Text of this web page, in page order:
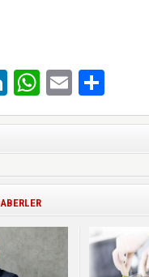
LinkedIn
WhatsApp
Email